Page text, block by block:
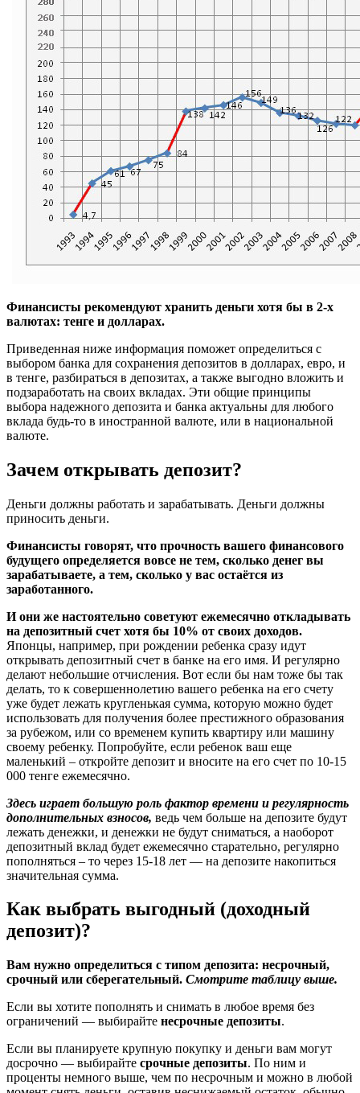
Финансисты рекомендуют хранить деньги хотя бы в 2-х
валютах: тенге и долларах.
Приведенная ниже информация поможет определиться с
выбором банка для сохранения депозитов в долларах, евро, и
в тенге, разбираться в депозитах, а также выгодно вложить и
подзаработать на своих вкладах. Эти общие принципы
выбора надежного депозита и банка актуальны для любого
вклада будь-то в иностранной валюте, или в национальной
валюте.
Зачем открывать депозит?
Деньги должны работать и зарабатывать. Деньги должны
приносить деньги.
Финансисты говорят, что прочность вашего финансового
будущего определяется вовсе не тем, сколько денег вы
зарабатываете, а тем, сколько у вас остаётся из
заработанного.
И они же настоятельно советуют ежемесячно откладывать
на депозитный счет хотя бы 10% от своих доходов.
Японцы, например, при рождении ребенка сразу идут
открывать депозитный счет в банке на его имя. И регулярно
делают небольшие отчисления. Вот если бы нам тоже бы так
делать, то к совершеннолетию вашего ребенка на его счету
уже будет лежать кругленькая сумма, которую можно будет
использовать для получения более престижного образования
за рубежом, или со временем купить квартиру или машину
своему ребенку. Попробуйте, если ребенок ваш еще
маленький – откройте депозит и вносите на его счет по 10-15
000 тенге ежемесячно.
Здесь играет большую роль фактор времени и регулярность
дополнительных взносов, ведь чем больше на депозите будут
лежать денежки, и денежки не будут сниматься, а наоборот
депозитный вклад будет ежемесячно старательно, регулярно
пополняться – то через 15-18 лет — на депозите накопиться
значительная сумма.
Как выбрать выгодный (доходный
депозит)?
Вам нужно определиться с типом депозита: несрочный,
срочный или сберегательный. Смотрите таблицу выше.
Если вы хотите пополнять и снимать в любое время без
ограничений — выбирайте несрочные депозиты.
Если вы планируете крупную покупку и деньги вам могут
досрочно — выбирайте срочные депозиты. По ним и
проценты немного выше, чем по несрочным и можно в любой